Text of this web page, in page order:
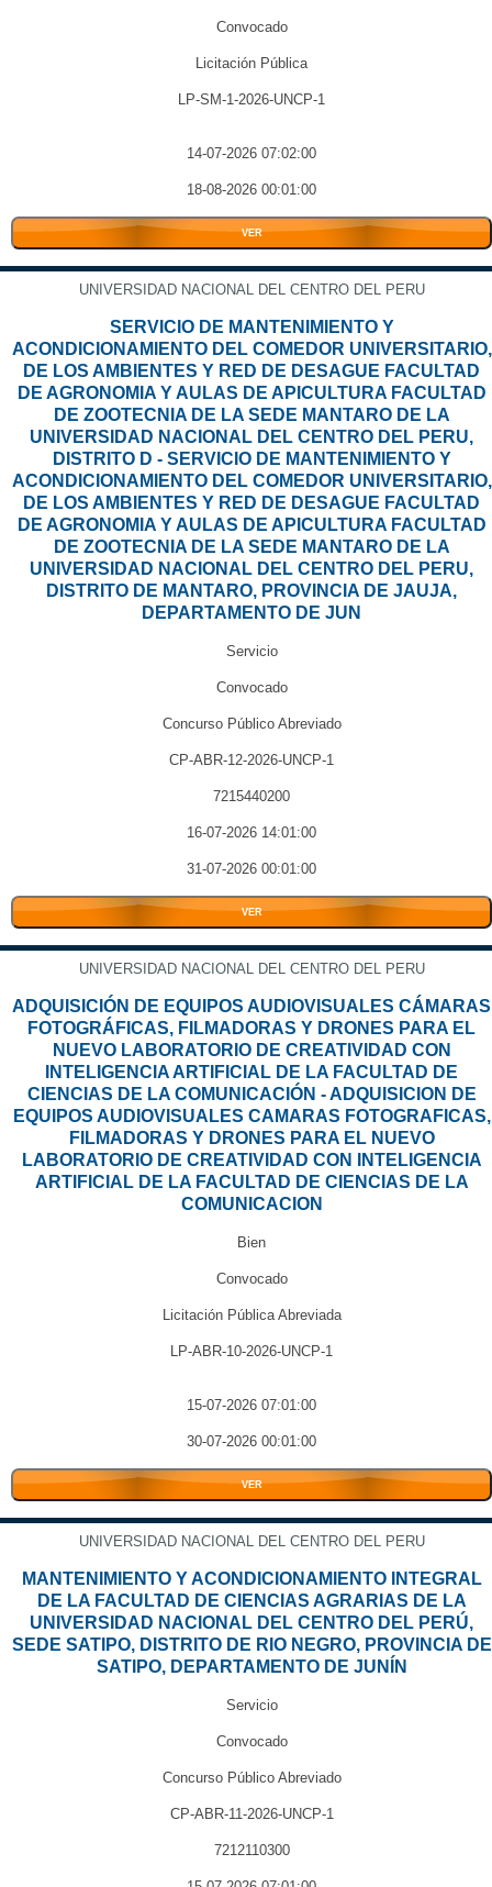
Convocado
Licitación Pública
LP-SM-1-2026-UNCP-1
14-07-2026 07:02:00
18-08-2026 00:01:00
VER
UNIVERSIDAD NACIONAL DEL CENTRO DEL PERU
SERVICIO DE MANTENIMIENTO Y
ACONDICIONAMIENTO DEL COMEDOR UNIVERSITARIO,
DE LOS AMBIENTES Y RED DE DESAGUE FACULTAD
DE AGRONOMIA Y AULAS DE APICULTURA FACULTAD
DE ZOOTECNIA DE LA SEDE MANTARO DE LA
UNIVERSIDAD NACIONAL DEL CENTRO DEL PERU,
DISTRITO D - SERVICIO DE MANTENIMIENTO Y
ACONDICIONAMIENTO DEL COMEDOR UNIVERSITARIO,
DE LOS AMBIENTES Y RED DE DESAGUE FACULTAD
DE AGRONOMIA Y AULAS DE APICULTURA FACULTAD
DE ZOOTECNIA DE LA SEDE MANTARO DE LA
UNIVERSIDAD NACIONAL DEL CENTRO DEL PERU,
DISTRITO DE MANTARO, PROVINCIA DE JAUJA,
DEPARTAMENTO DE JUN
Servicio
Convocado
Concurso Público Abreviado
CP-ABR-12-2026-UNCP-1
7215440200
16-07-2026 14:01:00
31-07-2026 00:01:00
VER
UNIVERSIDAD NACIONAL DEL CENTRO DEL PERU
ADQUISICIÓN DE EQUIPOS AUDIOVISUALES CÁMARAS
FOTOGRÁFICAS, FILMADORAS Y DRONES PARA EL
NUEVO LABORATORIO DE CREATIVIDAD CON
INTELIGENCIA ARTIFICIAL DE LA FACULTAD DE
CIENCIAS DE LA COMUNICACIÓN - ADQUISICION DE
EQUIPOS AUDIOVISUALES CAMARAS FOTOGRAFICAS,
FILMADORAS Y DRONES PARA EL NUEVO
LABORATORIO DE CREATIVIDAD CON INTELIGENCIA
ARTIFICIAL DE LA FACULTAD DE CIENCIAS DE LA
COMUNICACION
Bien
Convocado
Licitación Pública Abreviada
LP-ABR-10-2026-UNCP-1
15-07-2026 07:01:00
30-07-2026 00:01:00
VER
UNIVERSIDAD NACIONAL DEL CENTRO DEL PERU
MANTENIMIENTO Y ACONDICIONAMIENTO INTEGRAL
DE LA FACULTAD DE CIENCIAS AGRARIAS DE LA
UNIVERSIDAD NACIONAL DEL CENTRO DEL PERÚ,
SEDE SATIPO, DISTRITO DE RIO NEGRO, PROVINCIA DE
SATIPO, DEPARTAMENTO DE JUNÍN
Servicio
Convocado
Concurso Público Abreviado
CP-ABR-11-2026-UNCP-1
7212110300